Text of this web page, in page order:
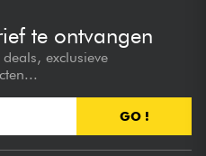
te ontvangen
exclusieve
GO !